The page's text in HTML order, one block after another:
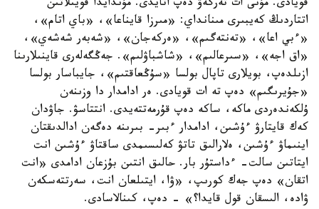
قويادى. مۇنى ات تەرگەۋ دەپ اتايدى. مۇندايدا قويىلاتىن
اتتاردىڭ كەيبىرى مىنانداي: «مىرزا قايناعا»، «باي اتام»،
«ءبي اعا»، «تەنتەگىم»، «ەركەجان»، «شەبەر شەشەي»،
«اق اجە»، «سىرعالىم»، «شاشباۋلىم». جەڭگەلەرى قاينىلارىنا
ازىلدەپ، بويلارى تاپال بولسا «سۇڭعاقتىم»، جايباسار بولسا
«جۇيرىگىم» دەپ تە ات قويادى. ەر ادامدار دا وزىنەن
ۇلكەندەردى ماكە، ساكە دەپ قۇرمەتتەيدى. انتتاسۋ. جاۋدان
كەك قايتارۋ ءۇشىن، ادامدار ءبىر- بىرىنە دەگەن ادالدىقتان
اينىماۋ ءۇشىن، ەلارالىق تاتۋ كەلىسىمدى ساقتاۋ ءۇشىن انت
ايتاتىن سالت- ءداستۇر بار. حالىق انتىن بۇزعان ادامدى «انت
اتقان» دەپ جەك كورىپ، «ۋا، ايتىلعان انت، سەرتتەسكەن
ۋادە، الىسقان قول قايدا؟» - دەپ، كىنالاسادى.